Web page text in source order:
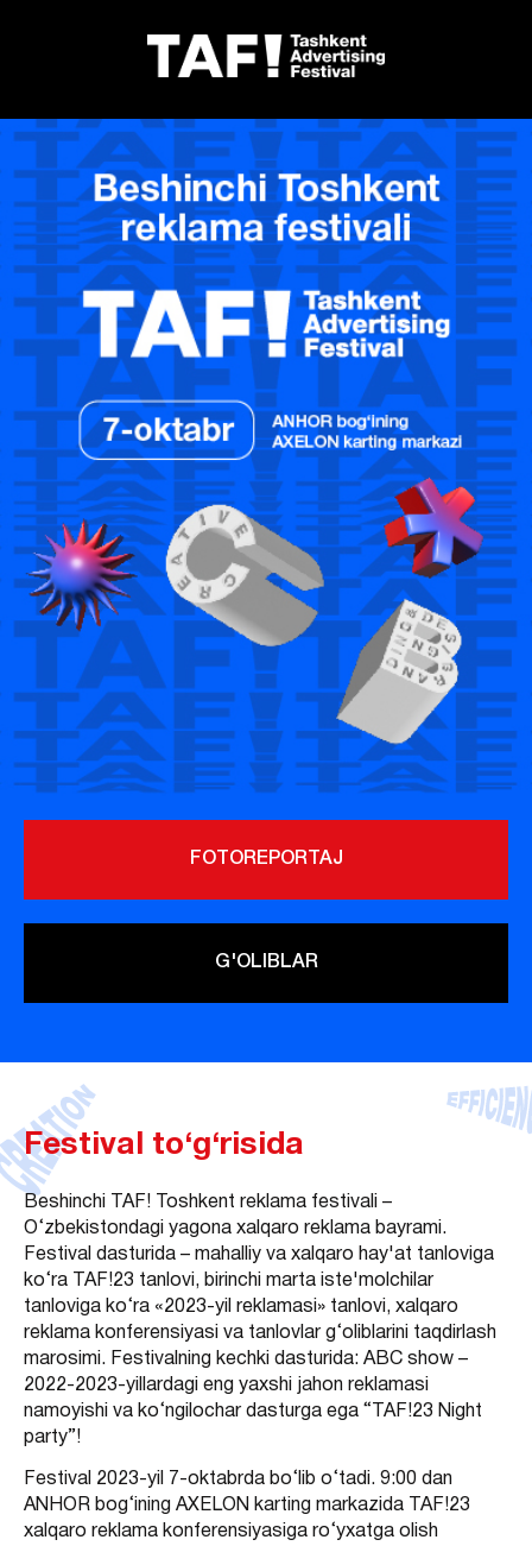
FOTOREPORTAJ
G'OLIBLAR
Festival to‘g‘risida
Beshinchi TAF! Toshkent reklama festivali –
O‘zbekistondagi yagona xalqaro reklama bayrami.
Festival dasturida – mahalliy va xalqaro hay'at tanloviga
ko‘ra TAF!23 tanlovi, birinchi marta iste'molchilar
tanloviga ko‘ra «2023-yil reklamasi» tanlovi, xalqaro
reklama konferensiyasi va tanlovlar g‘oliblarini taqdirlash
marosimi. Festivalning kechki dasturida: ABC show –
2022-2023-yillardagi eng yaxshi jahon reklamasi
namoyishi va ko‘ngilochar dasturga ega “TAF!23 Night
party”!
Festival 2023-yil 7-oktabrda bo‘lib o‘tadi. 9:00 dan
ANHOR bog‘ining AXELON karting markazida TAF!23
xalqaro reklama konferensiyasiga ro‘yxatga olish